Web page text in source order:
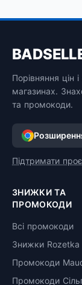
Порівняння цін
магазинах.
та промокоди.
Підтримати
ЗНИЖКИ ТА
ПРОМОКОДИ
Всі промокоди
Знижки Rozetka
Промокоди
Промокоди